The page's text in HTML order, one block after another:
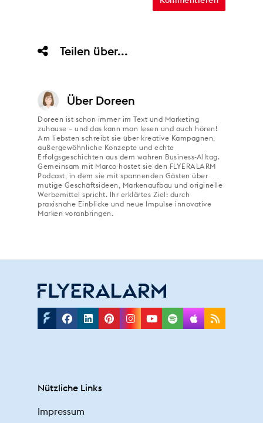
Teilen über...
Über Doreen
Doreen ist schon immer im Text und Marketing
zuhause – und das kann man lesen und auch hören!
Am liebsten schreibt sie über kreative Kampagnen,
außergewöhnliche Konzepte und echte
Erfolgsgeschichten aus dem wahren Business-Alltag.
Gemeinsam mit Marco hostet sie den FLYERALARM
Podcast, in dem sie mit spannenden Gästen über
mutige Geschäftsideen, Markenaufbau und originelle
Werbemittel spricht. Ihr erklärtes Ziel: durch
praxisnahe Einblicke und neue Impulse innovative
Marken voranbringen.
Facebook
Linkedin
Pinterest
Instagram
Youtube
SpotifyRss
Nützliche Links
Impressum